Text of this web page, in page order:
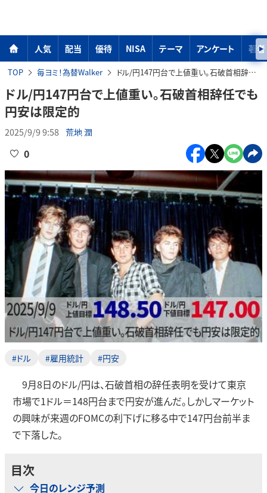
人気 配当 優待 NISA テーマ アンケート 著者
TOP 毎ヨミ！為替Walker ドル/円147円台で上値重い。石破首相辞任でも円安は限定的
ドル/円147円台で上値重い。石破首相辞任でも
円安は限定的
2025/9/9 9:58 荒地 潤
0
#ドル #雇用統計 #円安
9月8日のドル/円は、石破首相の辞任表明を受けて東京
市場で1ドル＝148円台まで円安が進んだ。しかしマーケット
の興味が来週のFOMCの利下げに移る中で147円台前半ま
で下落した。
目次
今日のレンジ予測